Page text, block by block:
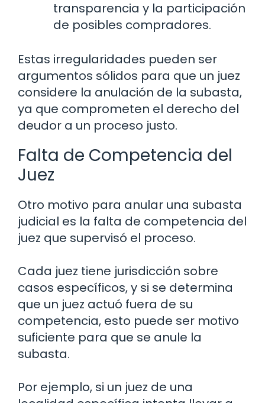
transparencia y la participación
de posibles compradores.
Estas irregularidades pueden ser
argumentos sólidos para que un juez
considere la anulación de la subasta,
ya que comprometen el derecho del
deudor a un proceso justo.
Falta de Competencia del
Juez
Otro motivo para anular una subasta
judicial es la falta de competencia del
juez que supervisó el proceso.
Cada juez tiene jurisdicción sobre
casos específicos, y si se determina
que un juez actuó fuera de su
competencia, esto puede ser motivo
suficiente para que se anule la
subasta.
Por ejemplo, si un juez de una